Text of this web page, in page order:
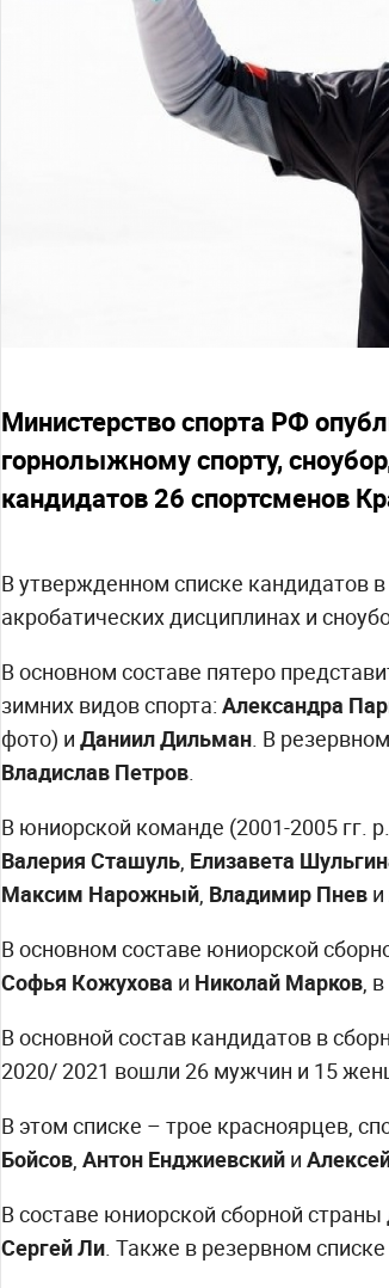
Министерство спорта РФ
горнолыжному спорту,
кандидатов 26 спортсменов
В утвержденном списке кандидатов
акробатических дисциплинах и
В основном составе пятеро
зимних видов спорта: Александра
фото) и Даниил Дильман. В
Владислав Петров.
В юниорской команде (2001-2005 гг.
Валерия Сташуль, Елизавета
Максим Нарожный, Владимир Пнев и
В основном составе юниорской
Софья Кожухова и Николай Марков,
В основной состав кандидатов в
2020/ 2021 вошли 26 мужчин и 15
В этом списке – трое красноярцев,
Бойсов, Антон Енджиевский и
В составе юниорской сборной
Сергей Ли. Также в резервном